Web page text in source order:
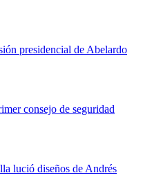
presidencial de Abelardo
consejo de seguridad
lució diseños de Andrés